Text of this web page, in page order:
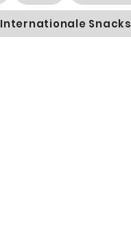
Internationale Snacks